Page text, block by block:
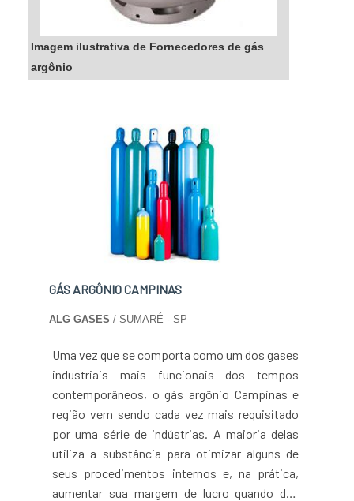
Imagem ilustrativa de Fornecedores de gás
argônio
GÁS ARGÔNIO CAMPINAS
ALG GASES / SUMARÉ - SP
Uma vez que se comporta como um dos gases
industriais mais funcionais dos tempos
contemporâneos, o gás argônio Campinas e
região vem sendo cada vez mais requisitado
por uma série de indústrias. A maioria delas
utiliza a substância para otimizar alguns de
seus procedimentos internos e, na prática,
aumentar sua margem de lucro quando das